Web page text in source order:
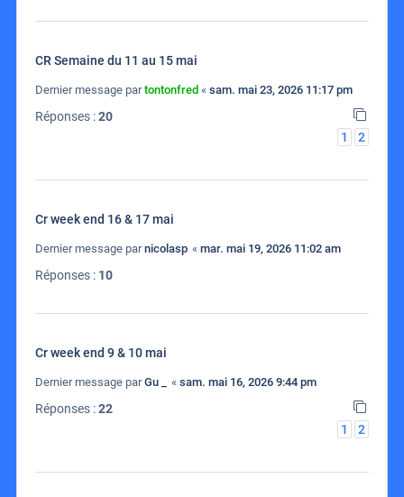
CR Semaine du 11 au 15 mai
Dernier message partontonfred « sam. mai 23, 2026 11:17 pm
Réponses :20
1
2
Cr week end 16 & 17 mai
Dernier message parnicolasp « mar. mai 19, 2026 11:02 am
Réponses : 10
Cr week end 9 & 10 mai
Dernier message parGu _ « sam. mai 16, 2026 9:44 pm
Réponses :22
1
2